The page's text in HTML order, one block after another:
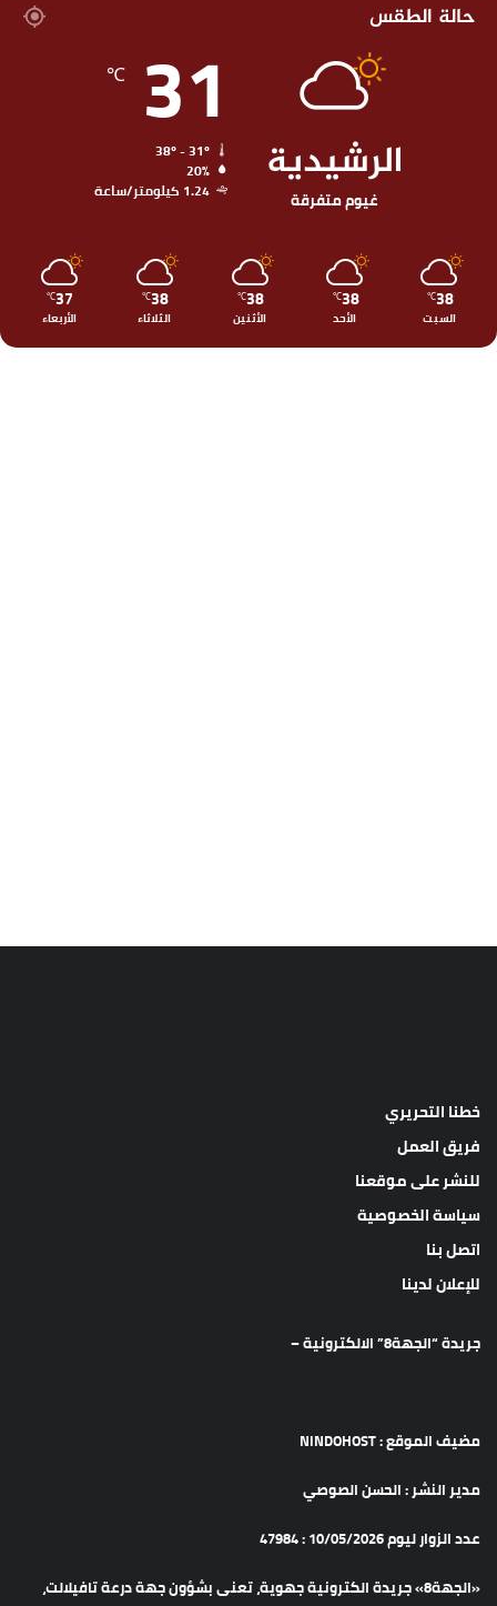
حالة الطقس
الرشيدية
غيوم متفرقة
31
℃
20%
1.24 كيلومتر/ساعة
38
℃
السبت
38
℃
الأحد
38
℃
الأثنين
38
℃
الثلاثاء
37
℃
الأربعاء
خطنا التحريري
فريق العمل
للنشر على موقعنا
سياسة الخصوصية
اتصل بنا
للإعلان لدينا
جريدة “الجهة8” الالكترونية –
مضيف الموقع : NINDOHOST
مدير النشر : الحسن الصوصي
عدد الزوار ليوم 10/05/2026 : 47984
«الجهة8» جريدة الكترونية جهوية، تعنى بشؤون جهة درعة تافيلالت،